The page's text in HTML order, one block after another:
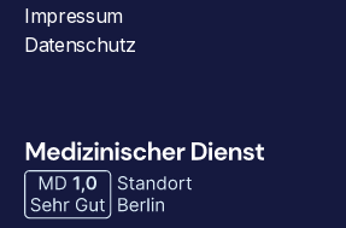
Impressum
Datenschutz